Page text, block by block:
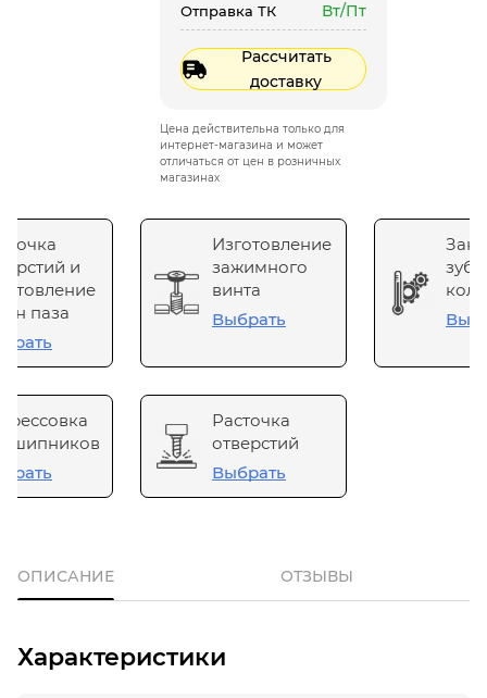
Отправка ТК Вт/Пт
Рассчитать
доставку
Цена действительна только для
интернет-магазина и может
отличаться от цен в розничных
магазинах
и
паза
Изготовление
зажимного
винта
Выбрать
Расточка
отверстий
Выбрать
ОПИСАНИЕ ОТЗЫВЫ
Характеристики